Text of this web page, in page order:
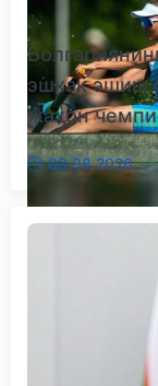
эшкак эшиш
жаҳон
08.08.2026